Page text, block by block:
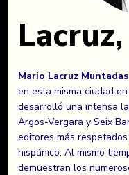
Mario Lacruz Muntadas
en esta misma ciudad
desarrolló una intensa
Argos-Vergara y Seix
editores más
hispánico. Al mismo
demuestran los